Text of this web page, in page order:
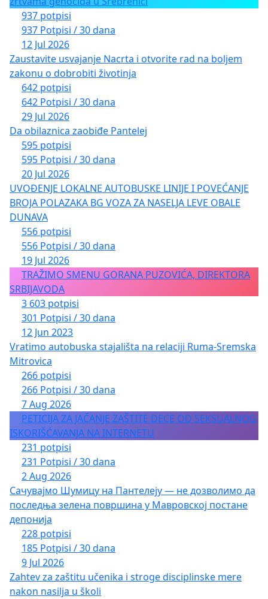
937 potpisi
937 Potpisi / 30 dana
12 Jul 2026
Zaustavite usvajanje Nacrta i otvorite rad na boljem
zakonu o dobrobiti životinja
642 potpisi
642 Potpisi / 30 dana
29 Jul 2026
Da obilaznica zaobiđe Pantelej
595 potpisi
595 Potpisi / 30 dana
20 Jul 2026
UVOĐENJE LOKALNE AUTOBUSKE LINIJE I POVEĆANJE
BROJA POLAZAKA BG VOZA ZA NASELJA LEVE OBALE
DUNAVA
556 potpisi
556 Potpisi / 30 dana
19 Jul 2026
TRAŽIMO SMENU GORANA PUZOVIĆA, DIREKTORA
SRBIJAVODA
3 603 potpisi
301 Potpisi / 30 dana
12 Jun 2023
Vratimo autobuska stajališta na relaciji Ruma-Sremska
Mitrovica
266 potpisi
266 Potpisi / 30 dana
7 Aug 2026
PETICIJA ZA JAČANJE ZAŠTITE DECE OD SEKSUALNOG
ISKORIŠĆAVANJA NA INTERNETU
231 potpisi
231 Potpisi / 30 dana
2 Aug 2026
Сачувајмо Шумицу на Пантелеју — не дозволимо да
последња зелена површина у Мавровској постане
депонија
228 potpisi
185 Potpisi / 30 dana
9 Jul 2026
Zahtev za zaštitu učenika i stroge disciplinske mere
nakon nasilja u školi